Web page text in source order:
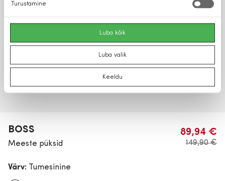
Turustamine
Luba kõik
Luba valik
Keeldu
BOSS
Meeste püksid
89,94 €
149,90 €
Värv: Tumesinine